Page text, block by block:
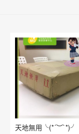
天地無用╰(*´︶`*)╯